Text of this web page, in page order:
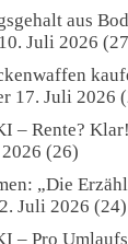
aus
10. Juli 2026
17. Juli 2026
– Rente? Klar!
(26)
„Die
Juli 2026 (24)
– Pro